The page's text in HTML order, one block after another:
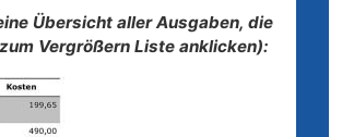
Übersicht aller Ausgaben, die
Vergrößern Liste anklicken):